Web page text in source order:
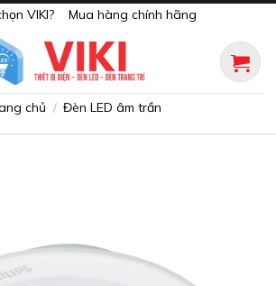
VIKI? Mua hàng chính hãng
chủ / Đèn LED âm trần